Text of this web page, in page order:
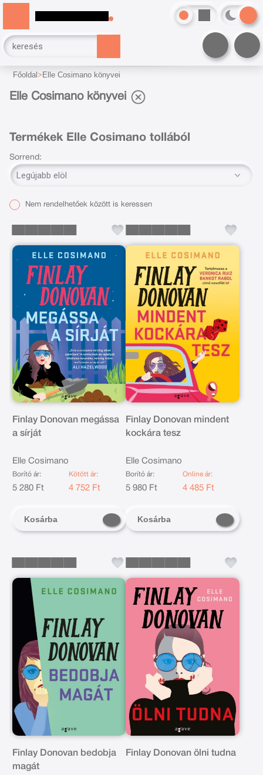
Főoldal Elle Cosimano könyvei
Elle Cosimano könyvei
Termékek Elle Cosimano tollából
Sorrend:
Nem rendelhetőek között is keressen
Finlay Donovan megássa
a sírját
Elle Cosimano
Borító ár:
5 280 Ft
Kötött ár:
4 752 Ft
Kosárba
Finlay Donovan mindent
kockára tesz
Elle Cosimano
Borító ár:
5 980 Ft
Online ár:
4 485 Ft
Kosárba
Finlay Donovan bedobja
magát
Finlay Donovan ölni tudna